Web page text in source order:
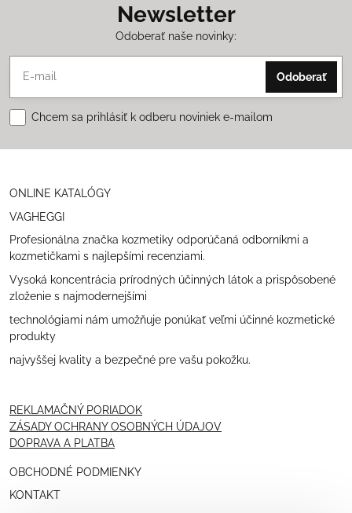
Newsletter
Odoberať naše novinky:
Odoberať
Chcem sa prihlásiť k odberu noviniek e-mailom
ONLINE KATALÓGY
VAGHEGGI
Profesionálna značka kozmetiky odporúčaná odborníkmi a
kozmetičkami s najlepšími recenziami.
Vysoká koncentrácia prírodných účinných látok a prispôsobené
zloženie s najmodernejšími
technológiami nám umožňuje ponúkať veľmi účinné kozmetické
produkty
najvyššej kvality a bezpečné pre vašu pokožku.
REKLAMAČNÝ PORIADOK
ZÁSADY OCHRANY OSOBNÝCH ÚDAJOV
DOPRAVA A PLATBA
OBCHODNÉ PODMIENKY
KONTAKT